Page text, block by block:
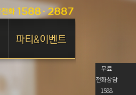
무료
전화상담
1588